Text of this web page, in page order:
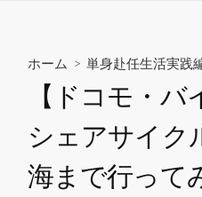
ホーム > 単身赴任生活実践
【ドコモ・バ
シェアサイク
海まで行って